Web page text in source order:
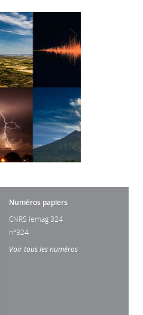
Numéros papiers
CNRS lemag 324
n°324
Voir tous les numéros